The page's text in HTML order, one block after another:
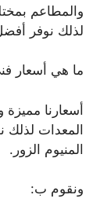
والمطاعم
لذلك نوفر
ما هي أسعار
أسعارنا
المعدات لذلك
المنيوم الزور.
ونقوم ب: